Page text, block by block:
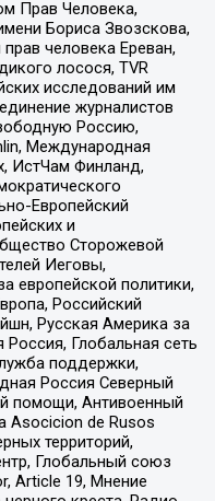
Прав Человека,
Бориса Звозскова,
человека Ереван,
лосося, TVR
исследований им
журналистов
Россию,
Международная
ИстЧам Финланд,
Европейский
и
Сторожевой
Иеговы,
европейской политики,
Российский
Русская Америка за
Глобальная сеть
поддержки,
Россия Северный
помощи, Антивоенный
Asocicion de Rusos
территорий,
Глобальный союз
Article 19, Мнение